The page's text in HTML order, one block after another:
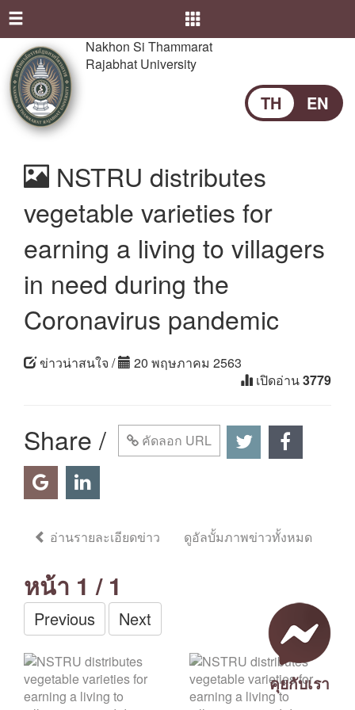
Nakhon Si Thammarat
Rajabhat University
TH EN
NSTRU distributes
vegetable varieties for
earning a living to villagers
in need during the
Coronavirus pandemic
ข่าวน่าสนใจ /
20 พฤษภาคม 2563
เปิดอ่าน3779
Share / คัดลอก URL
อ่านรายละเอียดข่าว ดูอัลบั้มภาพข่าวทั้งหมด
หน้า 1 / 1
Previous Next
คุยกับเรา